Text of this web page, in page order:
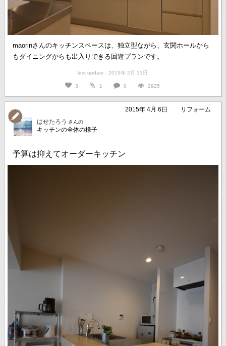
maorinさんのキッチンスペースは、独立型ながら、玄関ホールから
もダイニングからも出入りできる回遊プランです。
last update : 2015年 2月 13日
3 1 0 2925
2015年 4月 6日
リフォーム
はせたろう さんの
キッチンの全体の様子
予算は抑えてオーダーキッチン